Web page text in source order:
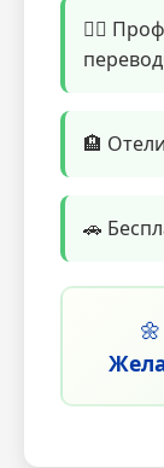
👨‍⚕️
🏨
🚗